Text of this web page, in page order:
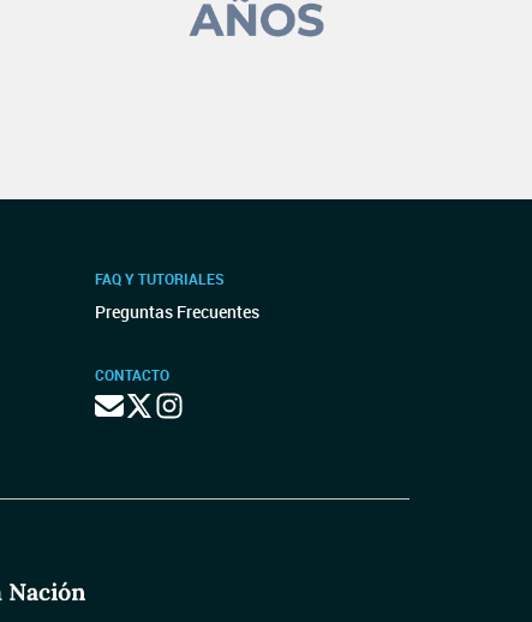
FAQ Y TUTORIALES
Preguntas Frecuentes
CONTACTO